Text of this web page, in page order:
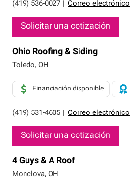
(419) 536-0027 Correo electrónico
Solicitar una cotización
Ohio Roofing & Siding
Toledo, OH
(419) 531-4605 Correo electrónico
Financiación disponible
Solicitar una cotización
4 Guys & A Roof
Monclova, OH